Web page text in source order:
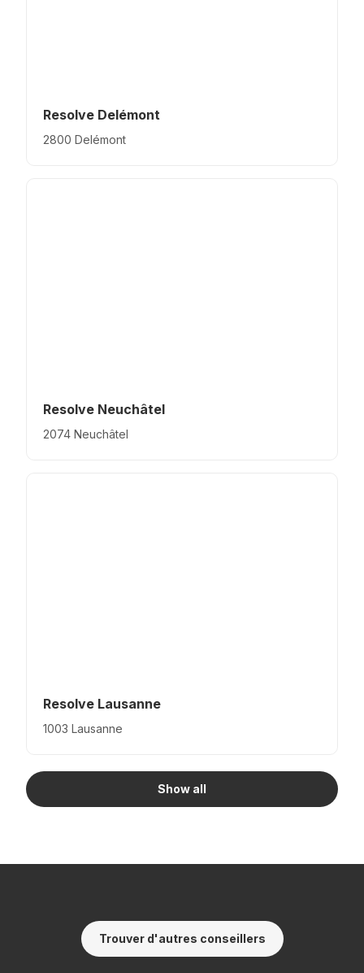
Resolve Delémont
2800 Delémont
Resolve Neuchâtel
2074 Neuchâtel
Resolve Lausanne
1003 Lausanne
Show all
Trouver d'autres conseillers